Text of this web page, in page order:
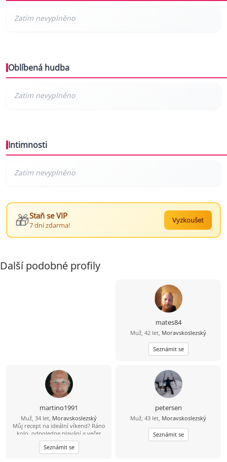
Oblíbená hudba
Intimnosti
🎁Staň se VIP
7 dní zdarma!
Vyzkoušet
Další podobné profily
mates84
Muž, 42 let, Moravskoslezský
Seznámit se
martino1991
Muž, 34 let, Moravskoslezský
Můj recept na ideální víkend? Ráno
kolo, odpoledne plavání a večer
skvělá večeře. Výhoda pro tebe:
uvařím ji já. Když zrovna nejsem v
kuchyni, dost možná mě najdeš s
Seznámit se
petersen
Muž, 43 let, Moravskoslezský
Seznámit se